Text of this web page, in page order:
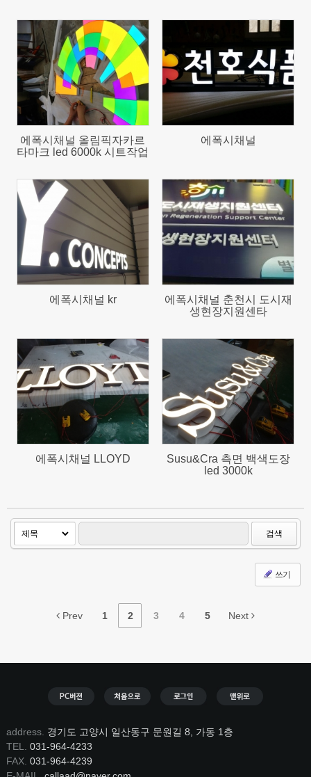
880
에폭시채널 올림픽자카르
타마크 led 6000k 시트작업
1043
에폭시채널
863
에폭시채널 kr
621
에폭시채널 춘천시 도시재
생현장지원센타
649
에폭시채널 LLOYD
Susu&Cra 측면 백색도장
led 3000k
검색
쓰기
Prev 1 2 3 4 5 Next
address. 경기도 고양시 일산동구 문원길 8, 가동 1층
TEL.
031-964-4233
FAX. 031-964-4239